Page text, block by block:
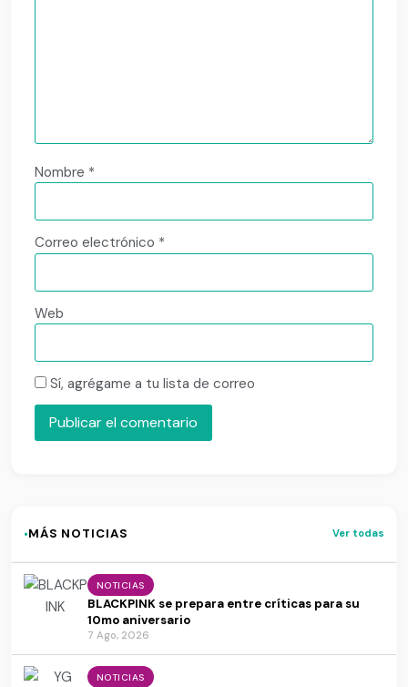
Nombre *
Correo electrónico *
Web
Sí, agrégame a tu lista de correo
·MÁS NOTICIAS Ver todas
NOTICIAS
BLACKPINK se prepara entre críticas para su
10mo aniversario
7 Ago, 2026
NOTICIAS